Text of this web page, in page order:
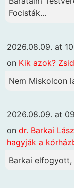
Focisták...
2026.08.09. at
on Kik azok?
Nem Miskolcon
2026.08.09. at
on dr. Barkai
hagyják a
Barkai elfogyott,